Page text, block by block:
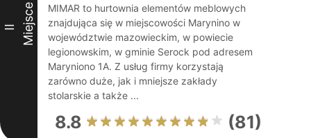
II Miejsce
MIMAR to hurtownia elementów meblowych
znajdująca się w miejscowości Marynino w
województwie mazowieckim, w powiecie
legionowskim, w gminie Serock pod adresem
Maryniono 1A. Z usług firmy korzystają
zarówno duże, jak i mniejsze zakłady
stolarskie a także ...
8.8 (81)